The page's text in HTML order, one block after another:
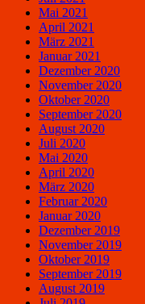
Mai 2021
April 2021
März 2021
Januar 2021
Dezember 2020
November 2020
Oktober 2020
September 2020
August 2020
Juli 2020
Mai 2020
April 2020
März 2020
Februar 2020
Januar 2020
Dezember 2019
November 2019
Oktober 2019
September 2019
August 2019